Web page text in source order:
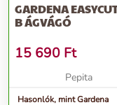
GARDENA
B ÁGVÁGÓ
15 690 Ft
Pepita
Hasonlók, mint Gardena